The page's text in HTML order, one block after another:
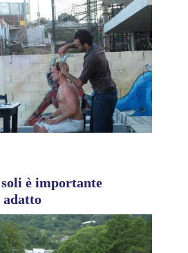
è importante
adatto